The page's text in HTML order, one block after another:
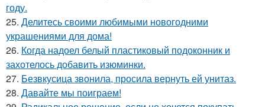
году.
25. Делитесь своими любимыми новогодними
украшениями для дома!
26. Когда надоел белый пластиковый подоконник и
захотелось добавить изюминки.
27. Безвкусица звонила, просила вернуть ей унитаз.
28. Давайте мы поиграем!